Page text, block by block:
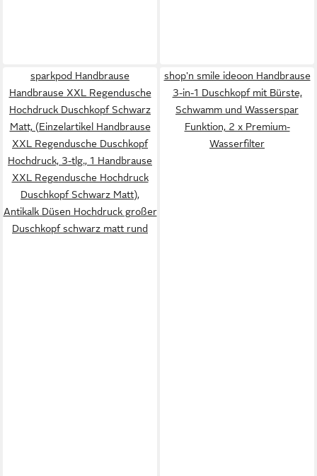
sparkpod Handbrause
Handbrause XXL Regendusche
Hochdruck Duschkopf Schwarz
Matt, (Einzelartikel Handbrause
XXL Regendusche Duschkopf
Hochdruck, 3-tlg., 1 Handbrause
XXL Regendusche Hochdruck
Duschkopf Schwarz Matt),
Antikalk Düsen Hochdruck großer
Duschkopf schwarz matt rund
shop'n smile ideoon Handbrause
3-in-1 Duschkopf mit Bürste,
Schwamm und Wasserspar
Funktion, 2 x Premium-
Wasserfilter